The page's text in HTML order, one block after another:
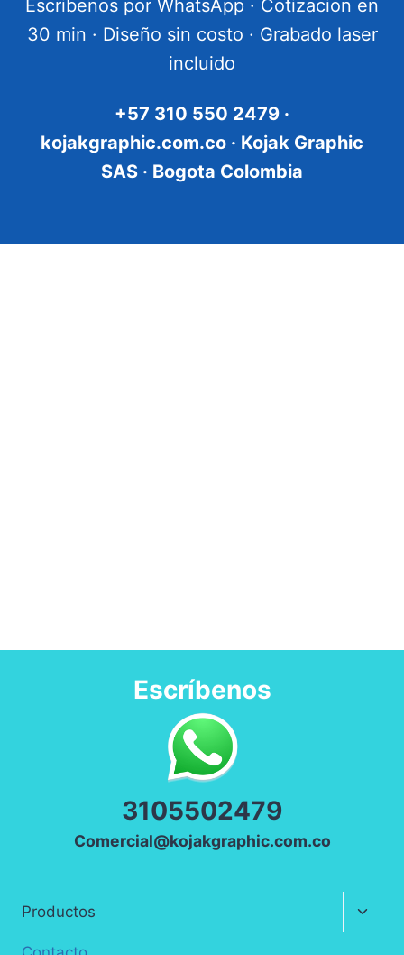
Escribenos por WhatsApp · Cotizacion en
30 min · Diseño sin costo · Grabado laser
incluido
+57 310 550 2479 ·
kojakgraphic.com.co · Kojak Graphic
SAS · Bogota Colombia
Escríbenos
3105502479
Comercial@kojakgraphic.com.co
Productos
menú